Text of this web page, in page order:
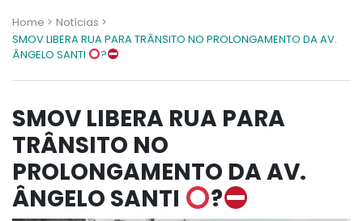
Home > Notícias >
SMOV LIBERA RUA PARA TRÂNSITO NO PROLONGAMENTO DA AV.
ÂNGELO SANTI
?
SMOV LIBERA RUA PARA
TRÂNSITO NO
PROLONGAMENTO DA AV.
ÂNGELO SANTI
?